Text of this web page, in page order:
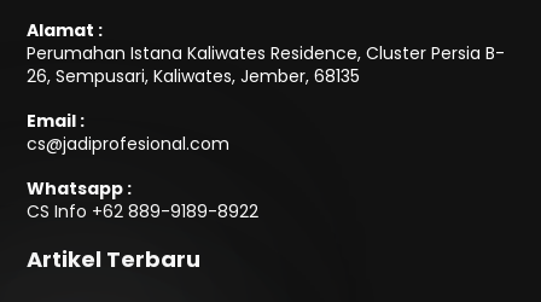
Alamat :
Perumahan Istana Kaliwates Residence, Cluster Persia B-
26, Sempusari, Kaliwates, Jember, 68135
Email :
cs@jadiprofesional.com
Whatsapp :
CS Info +62 889-9189-8922
Artikel Terbaru